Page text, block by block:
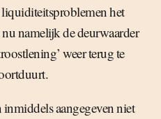
het
namelijk de deurwaarder
weer terug te
aangegeven niet